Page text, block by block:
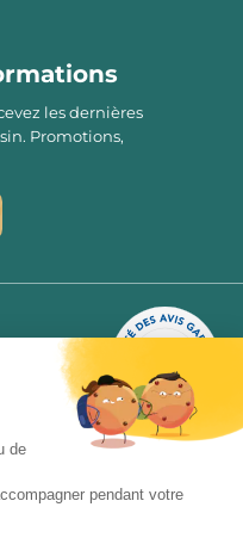
2780 AVIS
les dernières
Promotions,
de
pendant votre